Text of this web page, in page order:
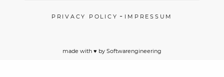
PRIVACY POLICY - IMPRESSUM
made with ♥️ by Softwarengineering